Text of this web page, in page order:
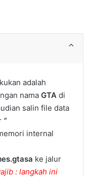
adalah
nama GTA di
salin file data
”
internal
ke jalur
: langkah ini